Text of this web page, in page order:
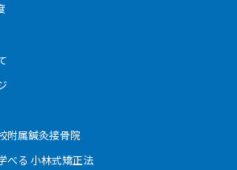
附属鍼灸接骨院
べる 小林式矯正法